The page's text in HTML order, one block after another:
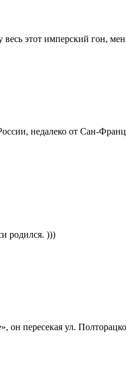
весь этот имперский гон,
недалеко от Сан-
родился. )))
он пересекая ул.